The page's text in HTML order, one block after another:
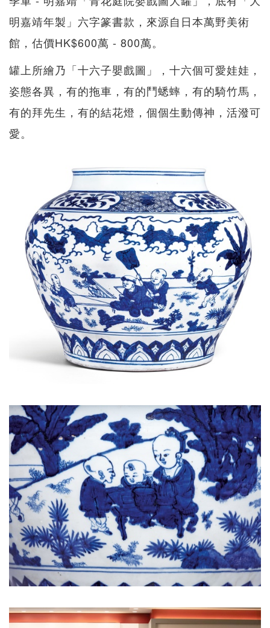
明嘉靖年製」六字篆書款，來源自日本萬野美術
館，估價HK$600萬 - 800萬。
罐上所繪乃「十六子嬰戲圖」，十六個可愛娃娃，
姿態各異，有的拖車，有的鬥蟋蟀，有的騎竹馬，
有的拜先生，有的結花燈，個個生動傳神，活潑可
愛。